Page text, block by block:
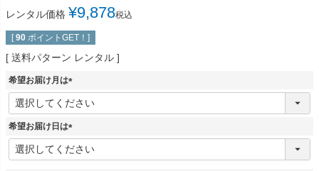
レンタル価格 ¥9,878税込
[ 90 ポイントGET！]
送料パターン レンタル
希望お届け月は
(
必
希望お届け日は
(
必